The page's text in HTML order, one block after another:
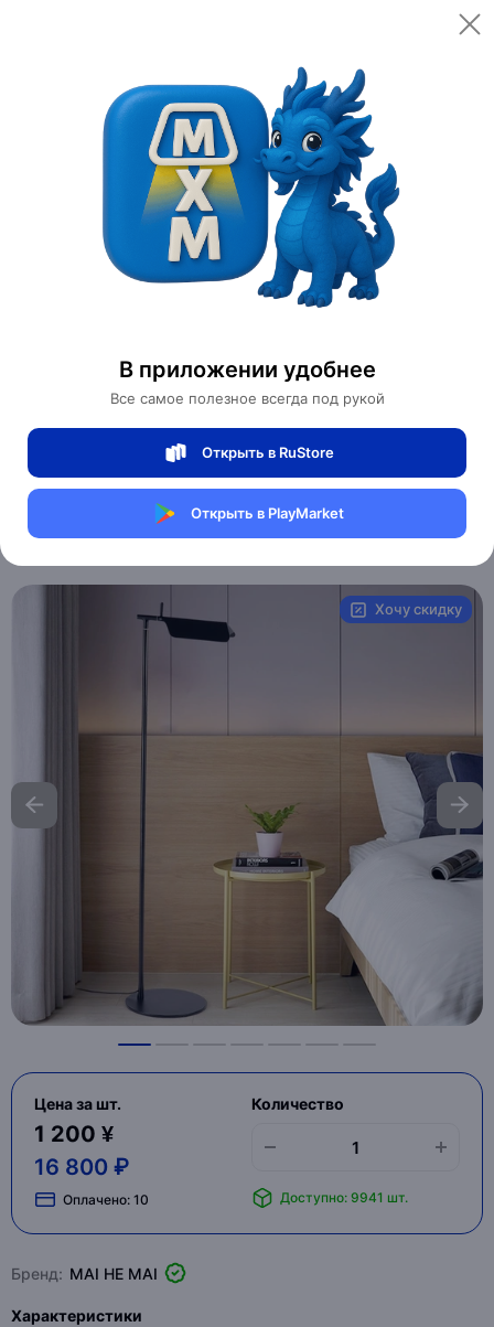
В приложении удобнее
Все самое полезное всегда под рукой
Открыть в RuStore
Открыть в PlayMarket
Открыть
Категории
Мебель для дома и офиса
Освещение для дома
Дизайнерские торшеры
Торшер, черный, Taryes 30*145, LED,
0 отзывов
Магазин Weller Store
Хочу скидку
Цена за шт.
1 200 ¥
16 800 ₽
Оплачено: 10
Количество
Доступно: 9941 шт.
Бренд: MAI HE MAI
Характеристики